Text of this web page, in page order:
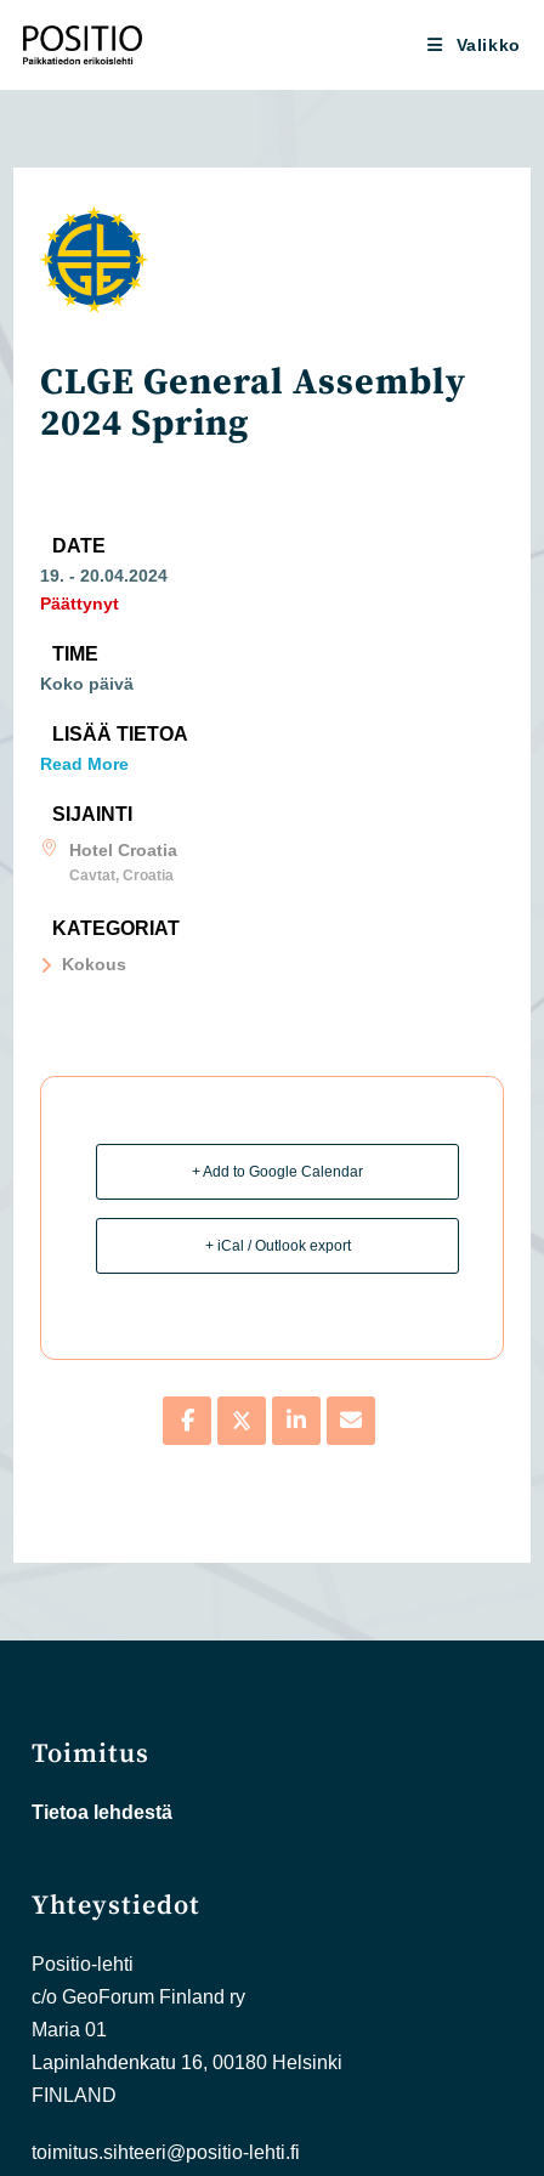
suoraan
sisältöön
Valikko
CLGE General Assembly
2024 Spring
DATE
19. - 20.04.2024
Päättynyt
TIME
Koko päivä
LISÄÄ TIETOA
Read More
SIJAINTI
Hotel Croatia
Cavtat, Croatia
KATEGORIAT
Kokous
+ Add to Google Calendar
+ iCal / Outlook export
Toimitus
Tietoa lehdestä
Yhteystiedot
Positio-lehti
c/o GeoForum Finland ry
Maria 01
Lapinlahdenkatu 16, 00180 Helsinki
FINLAND
toimitus.sihteeri@positio-lehti.fi